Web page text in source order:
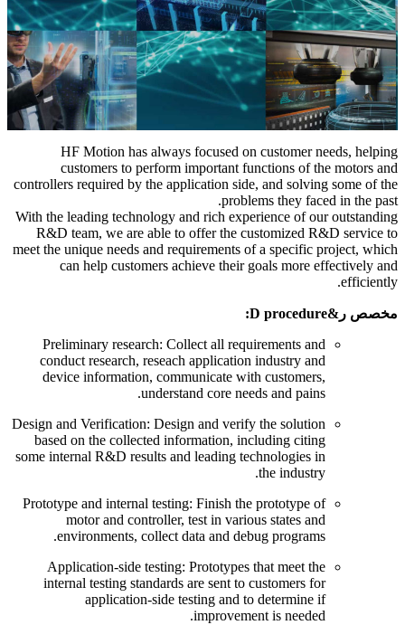
HF Motion has always focused on customer needs, helping
customers to perform important functions of the motors and
controllers required by the application side, and solving some of the
problems they faced in the past
.
With the leading technology and rich experience of our outstanding
R&D team, we are able to offer the customized R&D service to
meet the unique needs and requirements of a specific project, which
can help customers achieve their goals more effectively and
efficiently
.
مخصص ر&D procedure
:
Preliminary research: Collect all requirements and
conduct research, reseach application industry and
device information, communicate with customers,
understand core needs and pains
.
Design and Verification: Design and verify the solution
based on the collected information, including citing
some internal R&D results and leading technologies in
the industry
.
Prototype and internal testing: Finish the prototype of
motor and controller, test in various states and
environments, collect data and debug programs
.
Application-side testing: Prototypes that meet the
internal testing standards are sent to customers for
application-side testing and to determine if
improvement is needed
.